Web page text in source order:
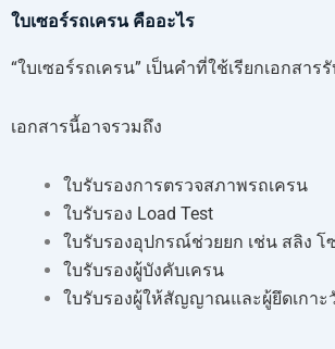
ใบเซอร์รถเครน คืออะไร
“ใบเซอร์รถเครน” เป็นคำที่ใช้เรียกเอกส
เอกสารนี้อาจรวมถึง
ใบรับรองการตรวจสภาพรถเครน
ใบรับรอง Load Test
ใบรับรองอุปกรณ์ช่วยยก เช่น สลิง โ
ใบรับรองผู้บังคับเครน
ใบรับรองผู้ให้สัญญาณและผู้ยึดเกาะ